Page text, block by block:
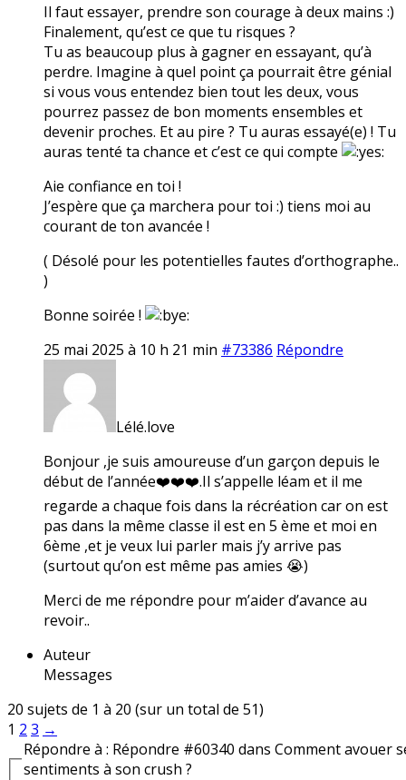
Il faut essayer, prendre son courage à deux mains :)
Finalement, qu’est ce que tu risques ?
Tu as beaucoup plus à gagner en essayant, qu’à
perdre. Imagine à quel point ça pourrait être génial
si vous vous entendez bien tout les deux, vous
pourrez passez de bon moments ensembles et
devenir proches. Et au pire ? Tu auras essayé(e) ! Tu
auras tenté ta chance et c’est ce qui compte
Aie confiance en toi !
J’espère que ça marchera pour toi :) tiens moi au
courant de ton avancée !
( Désolé pour les potentielles fautes d’orthographe..
)
Bonne soirée !
25 mai 2025 à 10 h 21 min #73386 Répondre
Lélé.love
Bonjour ,je suis amoureuse d’un garçon depuis le
début de l’année❤️❤️❤️.Il s’appelle léam et il me
regarde a chaque fois dans la récréation car on est
pas dans la même classe il est en 5 ème et moi en
6ème ,et je veux lui parler mais j’y arrive pas
(surtout qu’on est même pas amies 😭)
Merci de me répondre pour m’aider d’avance au
revoir..
Auteur
Messages
20 sujets de 1 à 20 (sur un total de 51)
1 2 3 →
Répondre à : Répondre #60340 dans Comment avouer
sentiments à son crush ?